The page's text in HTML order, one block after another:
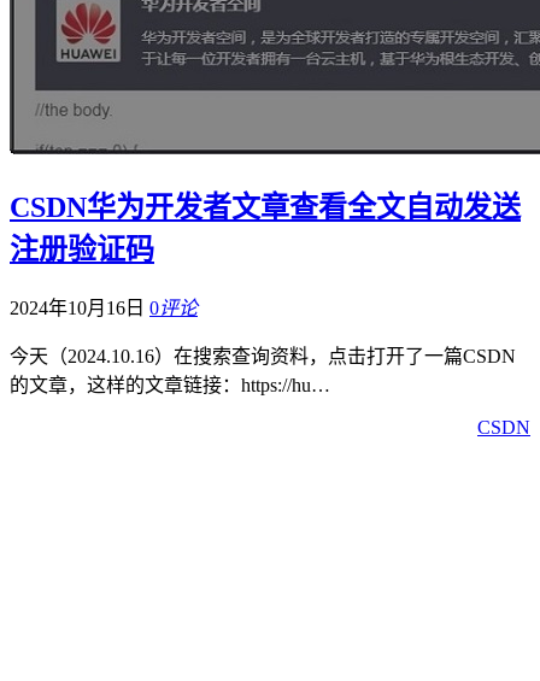
CSDN华为开发者文章查看全文自动发送
注册验证码
2024年10月16日 0评论
今天（2024.10.16）在搜索查询资料，点击打开了一篇CSDN
的文章，这样的文章链接：https://hu…
CSDN